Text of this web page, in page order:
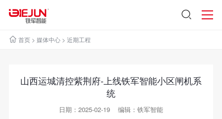
首页> 媒体中心> 近期工程
山西运城清控紫荆府-上线铁军智能小区闸机系
统
日期：2025-02-19 编辑：铁军智能